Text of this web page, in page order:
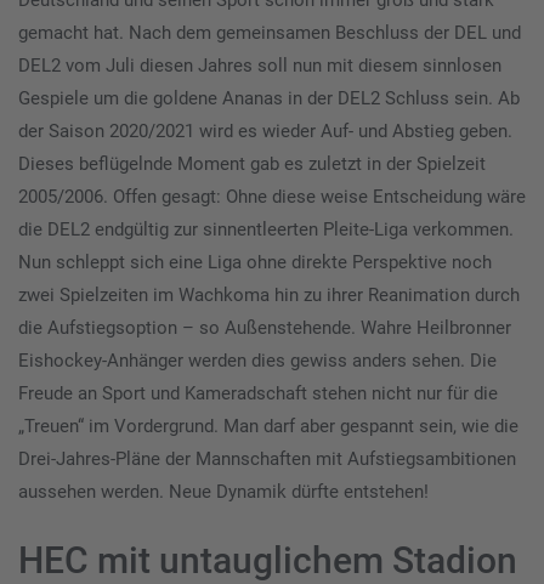
gemacht hat. Nach dem gemeinsamen Beschluss der DEL und
DEL2 vom Juli diesen Jahres soll nun mit diesem sinnlosen
Gespiele um die goldene Ananas in der DEL2 Schluss sein. Ab
der Saison 2020/2021 wird es wieder Auf- und Abstieg geben.
Dieses beflügelnde Moment gab es zuletzt in der Spielzeit
2005/2006. Offen gesagt: Ohne diese weise Entscheidung wäre
die DEL2 endgültig zur sinnentleerten Pleite-Liga verkommen.
Nun schleppt sich eine Liga ohne direkte Perspektive noch
zwei Spielzeiten im Wachkoma hin zu ihrer Reanimation durch
die Aufstiegsoption – so Außenstehende. Wahre Heilbronner
Eishockey-Anhänger werden dies gewiss anders sehen. Die
Freude an Sport und Kameradschaft stehen nicht nur für die
„Treuen“ im Vordergrund. Man darf aber gespannt sein, wie die
Drei-Jahres-Pläne der Mannschaften mit Aufstiegsambitionen
aussehen werden. Neue Dynamik dürfte entstehen!
HEC mit untauglichem Stadion